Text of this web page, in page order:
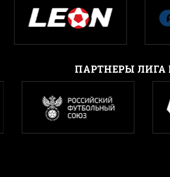
ПАРТНЕРЫ ЛИГА